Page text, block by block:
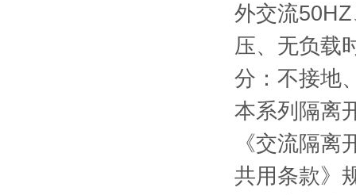
外交流
压、无负载
分：不接地
本系列隔离
《交流隔
共用条款》